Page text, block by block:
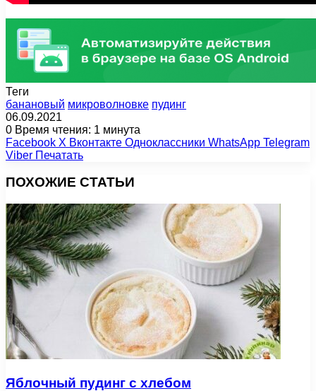
Теги
банановый микроволновке пудинг
06.09.2021
0 Время чтения: 1 минута
Facebook X Вконтакте Одноклассники WhatsApp Telegram
Viber Печатать
ПОХОЖИЕ СТАТЬИ
Яблочный пудинг с хлебом